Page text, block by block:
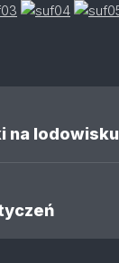
na lodowisku